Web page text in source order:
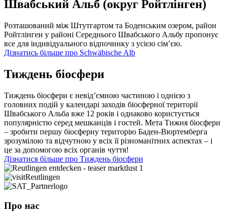
Швабський Альб (округ Ройтлінген)
Розташований між Штутгартом та Боденським озером, район
Ройтлінген у районі Середнього Швабського Альбу пропонує
все для індивідуального відпочинку з усією сім’єю.
Дізнатись більше про Schwäbische Alb
Тиждень біосфери
Тиждень біосфери є невід’ємною частиною і однією з
головних подій у календарі заходів біосферної території
Швабського Альба вже 12 років і однаково користується
популярністю серед мешканців і гостей. Мета Тижня біосфери
– зробити першу біосферну територію Баден-Вюртемберга
зрозумілою та відчутною у всіх її різноманітних аспектах – і
це за допомогою всіх органів чуття!
Дізнатися більше про Тиждень біосфери
Про нас